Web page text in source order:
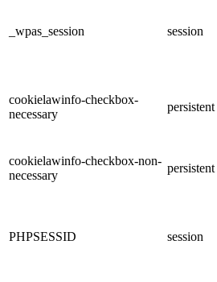
_wpas_session session
cookielawinfo-checkbox-
necessary
persistent
cookielawinfo-checkbox-non-
necessary
persistent
PHPSESSID session